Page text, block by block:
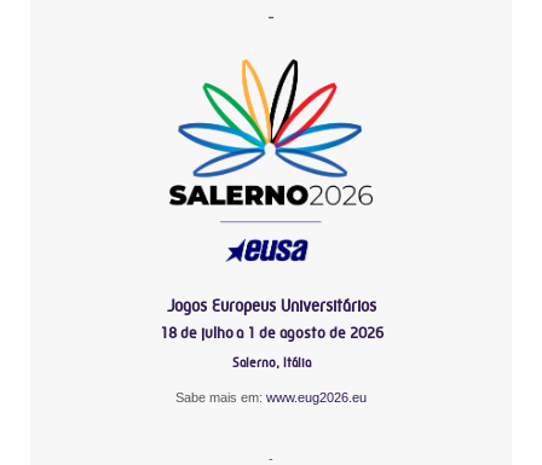
-
Jogos Europeus Universitários
18 de julho a 1 de agosto de 2026
Salerno, Itália
Sabe mais em: www.eug2026.eu
-